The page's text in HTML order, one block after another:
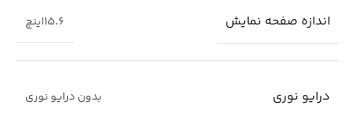
اندازه صفحه نمایش 15.6اینچ
درایو نوری بدون درایو نوری